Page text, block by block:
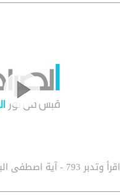
اقرأ وتدبر 793 - آية اصطفى البنات على البنين